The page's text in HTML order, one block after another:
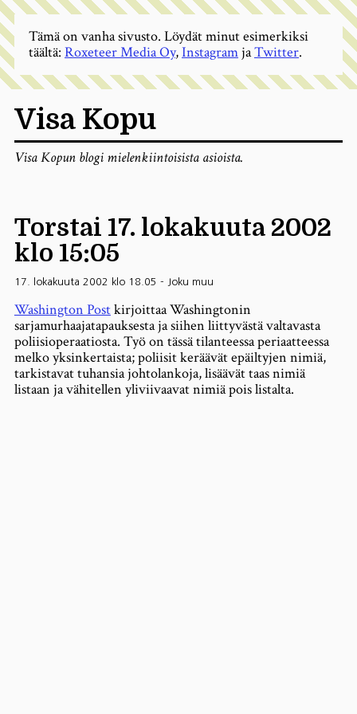
Visa Kopu
Visa Kopun blogi mielenkiintoisista asioista.
Torstai 17. lokakuuta 2002
klo 15:05
17. lokakuuta 2002 klo 18.05 - Joku muu
Washington Postkirjoittaa Washingtonin
sarjamurhaajatapauksesta ja siihen liittyvästä valtavasta
poliisioperaatiosta. Työ on tässä tilanteessa periaatteessa
melko yksinkertaista; poliisit keräävät epäiltyjen nimiä,
tarkistavat tuhansia johtolankoja, lisäävät taas nimiä
listaan ja vähitellen yliviivaavat nimiä pois listalta.
Tämä on vanha sivusto. Löydät minut esimerkiksi
täältä: Roxeteer Media Oy,InstagramjaTwitter.